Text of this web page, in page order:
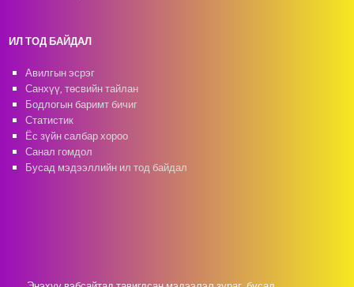
ИЛ ТОД БАЙДАЛ
Авилгын эсрэг
Санхүү, төсвийн тайлан
Бодлогын баримт бичиг
Статистик
Ёс зүйн салбар хороо
Санал гомдол
Бусад мэдээллийн ил тод байдал